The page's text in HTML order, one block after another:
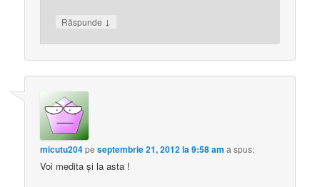
Răspunde ↓
micutu204peseptembrie 21, 2012 la 9:58 am a spus:
Voi medita şi la asta !